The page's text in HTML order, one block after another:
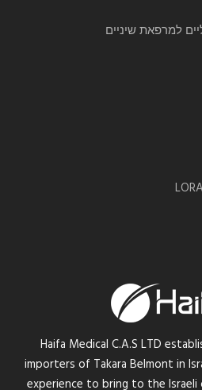
למרפאת שיניים
Haifa Medical C.A.S LTD
importers of Takara Belmont in
experience to bring to the